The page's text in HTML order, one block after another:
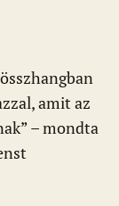
amit az
– mondta